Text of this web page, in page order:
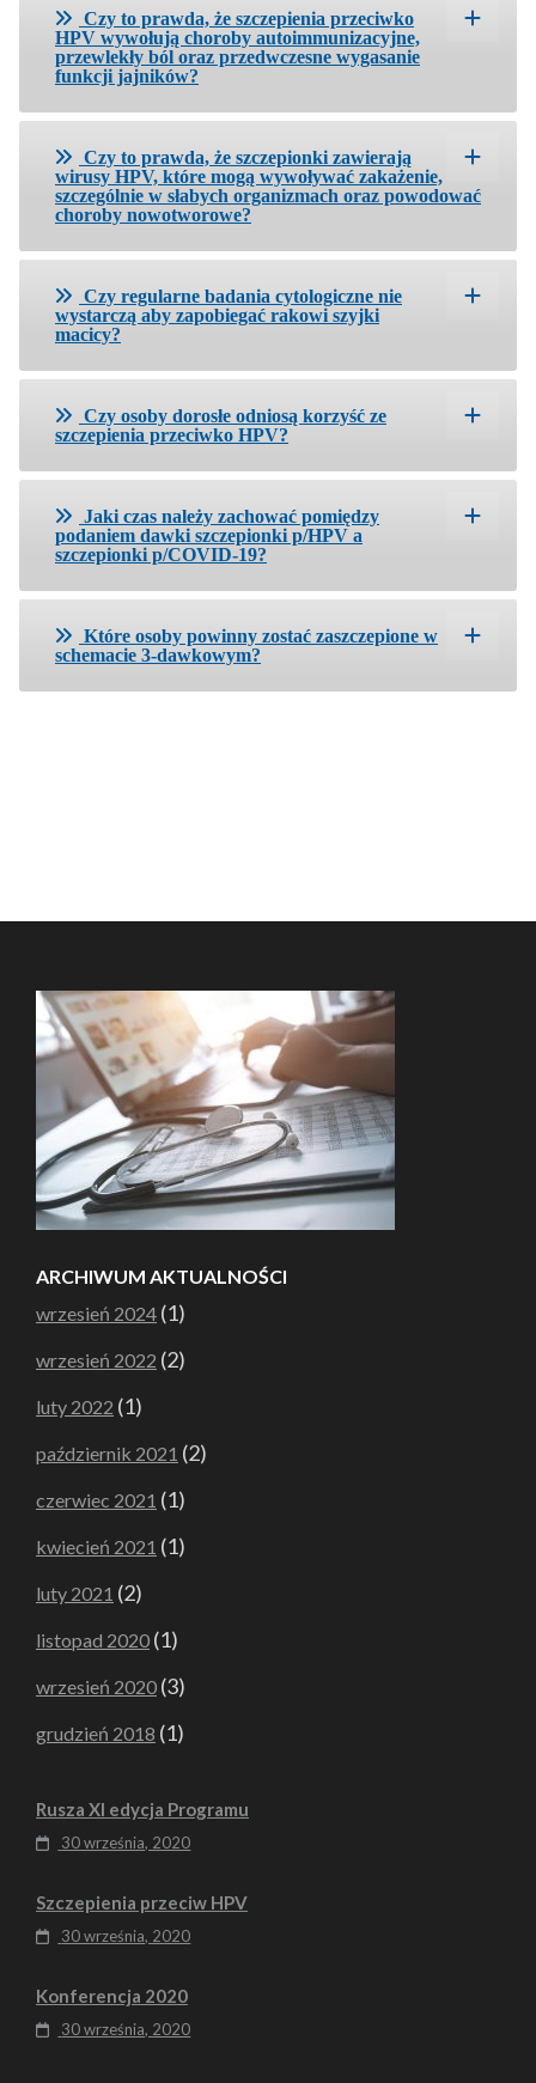
Czy to prawda, że szczepienia przeciwko
HPV wywołują choroby autoimmunizacyjne,
przewlekły ból oraz przedwczesne wygasanie
funkcji jajników?
Czy to prawda, że szczepionki zawierają
wirusy HPV, które mogą wywoływać zakażenie,
szczególnie w słabych organizmach oraz powodować
choroby nowotworowe?
Czy regularne badania cytologiczne nie
wystarczą aby zapobiegać rakowi szyjki
macicy?
Czy osoby dorosłe odniosą korzyść ze
szczepienia przeciwko HPV?
Jaki czas należy zachować pomiędzy
podaniem dawki szczepionki p/HPV a
szczepionki p/COVID-19?
Które osoby powinny zostać zaszczepione w
schemacie 3-dawkowym?
ARCHIWUM AKTUALNOŚCI
wrzesień 2024 (1)
wrzesień 2022 (2)
luty 2022 (1)
październik 2021 (2)
czerwiec 2021 (1)
kwiecień 2021 (1)
luty 2021 (2)
listopad 2020 (1)
wrzesień 2020 (3)
grudzień 2018 (1)
Rusza XI edycja Programu
30 września, 2020
Szczepienia przeciw HPV
30 września, 2020
Konferencja 2020
30 września, 2020